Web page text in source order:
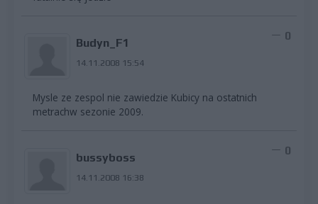
Budyn_F1
14.11.2008 15:54
0
Mysle ze zespol nie zawiedzie Kubicy na ostatnich
metrachw sezonie 2009.
bussyboss
14.11.2008 16:38
0